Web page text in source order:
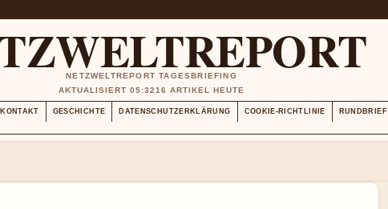
NETZWELTREPORT TAGESBRIEFING
AKTUALISIERT 05:3216 ARTIKEL HEUTE
KONTAKT GESCHICHTE DATENSCHUTZERKLÄRUNG COOKIE-RICHTLINIE RUNDBRIEF